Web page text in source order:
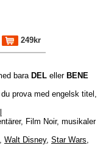
249kr
bara DEL eller BENE
prova med engelsk titel,
Film Noir, musikaler
, Walt Disney, Star Wars,